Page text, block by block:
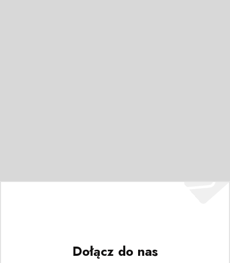
Dołącz do nas